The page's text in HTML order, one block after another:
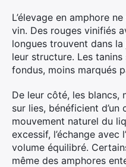
L’élevage en amphore
vin. Des rouges vinifiés
longues trouvent dans la
leur structure. Les
fondus, moins marqués
De leur côté, les blancs,
sur lies, bénéficient
mouvement naturel du
excessif, l’échange avec
volume équilibré.
même des amphores